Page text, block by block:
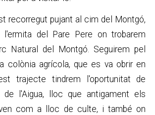
recorregut pujant al cim del Montgó,
l'ermita del Pare Pere on trobarem
Natural del Montgó. Seguirem pel
colònia agrícola, que es va obrir en
trajecte tindrem l'oportunitat de
l'Aigua, lloc que antigament els
com a lloc de culte, i també on